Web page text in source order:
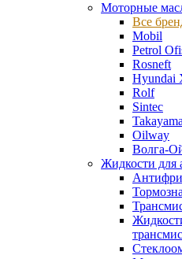
Моторные
Все
Mobil
Petrol
Rosneft
Hyundai
Rolf
Sintec
Takayama
Oilway
Волга-
Жидкости для